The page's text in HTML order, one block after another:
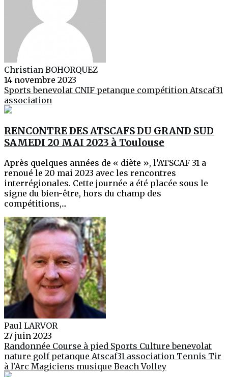
Christian BOHORQUEZ
14 novembre 2023
Sportsbenevolat CNIF petanque compétition Atscaf31
association
RENCONTRE DES ATSCAFS DU GRAND SUD
SAMEDI 20 MAI 2023 à Toulouse
Après quelques années de « diète », l’ATSCAF 31 a
renoué le 20 mai 2023 avec les rencontres
interrégionales. Cette journée a été placée sous le
signe du bien-être, hors du champ des
compétitions,...
Paul LARVOR
27 juin 2023
Randonnée Course à pied Sports Culturebenevolat
nature golf petanque Atscaf31 association Tennis Tir
à l'Arc Magiciens musique Beach Volley